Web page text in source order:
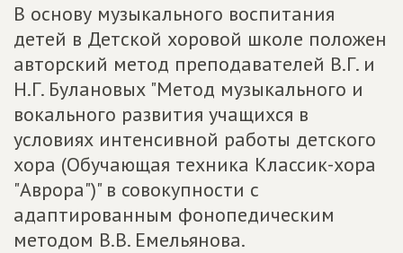
В основу музыкального воспитания
детей в Детской хоровой школе положен
авторский метод преподавателей В.Г. и
Н.Г. Булановых "Метод музыкального и
вокального развития учащихся в
условиях интенсивной работы детского
хора (Обучающая техника Классик-хора
"Аврора")" в совокупности с
адаптированным фонопедическим
методом В.В. Емельянова.